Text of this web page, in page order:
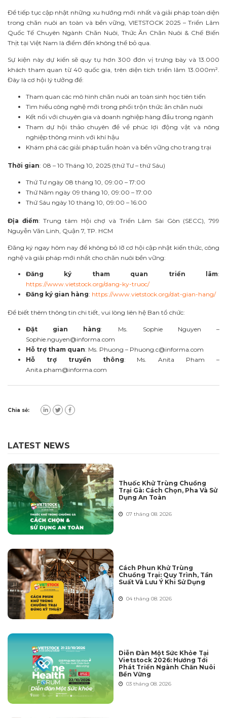
Để tiếp tục cập nhật những xu hướng mới nhất và giải pháp toàn diện
trong chăn nuôi an toàn và bền vững, VIETSTOCK 2025 – Triển Lãm
Quốc Tế Chuyên Ngành Chăn Nuôi, Thức Ăn Chăn Nuôi & Chế Biến
Thịt tại Việt Nam là điểm đến không thể bỏ qua.
Sự kiện này dự kiến sẽ quy tụ hơn 300 đơn vị trưng bày và 13.000
khách tham quan từ 40 quốc gia, trên diện tích triển lãm 13.000m².
Đây là cơ hội lý tưởng để:
Tham quan các mô hình chăn nuôi an toàn sinh học tiên tiến
Tìm hiểu công nghệ mới trong phối trộn thức ăn chăn nuôi
Kết nối với chuyên gia và doanh nghiệp hàng đầu trong ngành
Tham dự hội thảo chuyên đề về phúc lợi động vật và nông
nghiệp thông minh với khí hậu
Khám phá các giải pháp tuần hoàn và bền vững cho trang trại
Thời gian: 08 – 10 Tháng 10, 2025 (thứ Tư – thứ Sáu)
Thứ Tư ngày 08 tháng 10, 09:00 – 17:00
Thứ Năm ngày 09 tháng 10, 09:00 – 17:00
Thứ Sáu ngày 10 tháng 10, 09:00 – 16:00
Địa điểm: Trung tâm Hội chợ và Triển Lãm Sài Gòn (SECC), 799
Nguyễn Văn Linh, Quận 7, TP. HCM
Đăng ký ngay hôm nay để không bỏ lỡ cơ hội cập nhật kiến thức, công
nghệ và giải pháp mới nhất cho chăn nuôi bền vững:
Đăng ký tham quan triển lãm:
https://www.vietstock.org/dang-ky-truoc/
Đăng ký gian hàng: https://www.vietstock.org/dat-gian-hang/
Để biết thêm thông tin chi tiết, vui lòng liên hệ Ban tổ chức:
Đặt gian hàng: Ms. Sophie Nguyen –
Sophie.nguyen@informa.com
Hỗ trợ tham quan: Ms. Phuong – Phuong.c@informa.com
Hỗ trợ truyền thông: Ms. Anita Pham –
Anita.pham@informa.com
Chia sẻ:
LATEST NEWS
Thuốc Khử Trùng Chuồng
Trại Gà: Cách Chọn, Pha Và Sử
Dụng An Toàn
07 tháng 08. 2026
Cách Phun Khử Trùng
Chuồng Trại: Quy Trình, Tần
Suất Và Lưu Ý Khi Sử Dụng
04 tháng 08. 2026
Diễn Đàn Một Sức Khỏe Tại
Vietstock 2026: Hướng Tới
Phát Triển Ngành Chăn Nuôi
Bền Vững
03 tháng 08. 2026